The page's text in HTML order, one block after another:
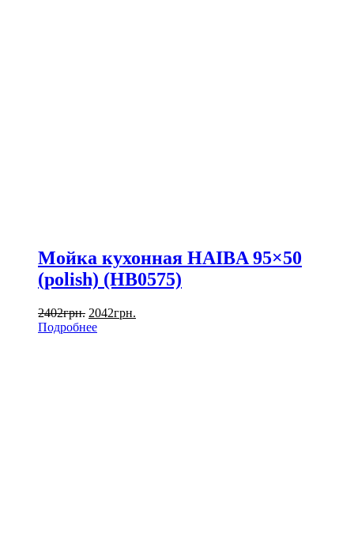
Мойка кухонная HAIBA 95×50
(polish) (HB0575)
2402грн. 2042грн.
Подробнее